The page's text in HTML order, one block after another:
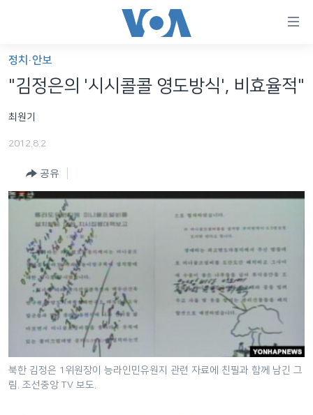
가
능
메
텐
게
VOD
라디오
프로그램
주파수 안내
언어 선택
정치·안보
"김정은의 '시시콜콜 영도방식', 비효율적"
최원기
2012.8.2
공유
북한 김정은 1위원장이 능라인민유원지 관련 자료에 친필과 함께 남긴 그
림. 조선중앙 TV 보도.